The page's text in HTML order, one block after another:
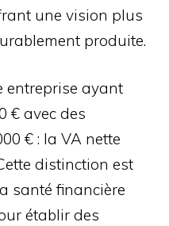
une vision plus
produite.
entreprise ayant
€ avec des
€ : la VA nette
distinction est
santé financière
établir des